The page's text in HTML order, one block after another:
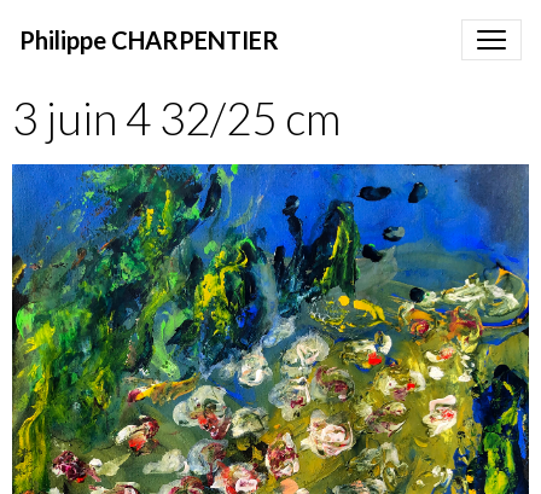
Philippe CHARPENTIER
3 juin 4 32/25 cm